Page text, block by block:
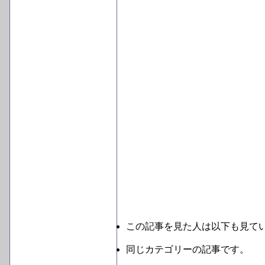
この記事を見た人は以下も見て
同じカテゴリーの記事です。